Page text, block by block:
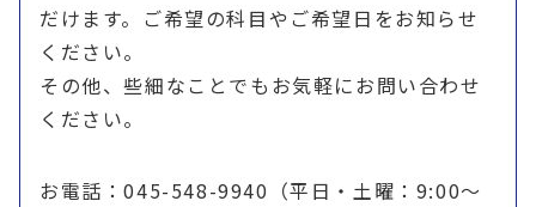
だけます。ご希望の科目やご希望日をお知らせ
ください。
その他、些細なことでもお気軽にお問い合わせ
ください。
お電話：045-548-9940（平日・土曜：9:00〜